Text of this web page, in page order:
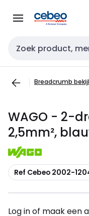
naar
naar
Zoekveld invoer
Breadcrumb
WAGO - 2-
2,5mm²,
Kopiëren
Ref Cebeo 2002-
Log in of maak een